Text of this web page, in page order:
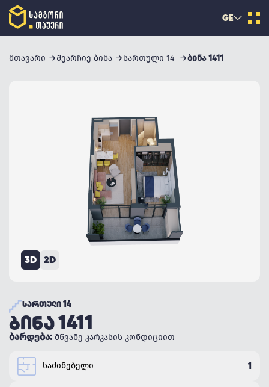
GE
მთავარი შეარჩიე ბინა სართული 14 ბინა 1411
3D 2D
ᲡᲐᲠᲗᲣᲚᲘ 14
ᲑᲘᲜᲐ 1411
ბარდება: მწვანე კარკასის კონდიციით
საძინებელი 1